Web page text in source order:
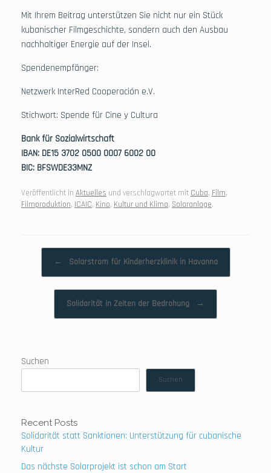
Mit Ihrem Beitrag unterstützen Sie nicht nur ein Stück
kubanischer Filmgeschichte, sondern auch den Ausbau
nachhaltiger Energie auf der Insel.
Spendenempfänger:
Netzwerk InterRed Cooperación e.V.
Stichwort: Spende für Cine y Cultura
Bank für Sozialwirtschaft
IBAN: DE15 3702 0500 0007 6002 00
BIC: BFSWDE33MNZ
Veröffentlicht in Aktuelles und verschlagwortet mit Cuba, Film,
Filmproduktion, ICAIC, Kino, Kultur und Klima, Solaranlage.
← Solarstrom für Kinderherzklinik in Havanna
Solidarität in Zeiten der Bedrohung →
Suchen
Suchen
Recent Posts
Solidarität statt Sanktionen: Unterstützung für cubanische
Kultur
Das nächste Solarprojekt ist schon am Start